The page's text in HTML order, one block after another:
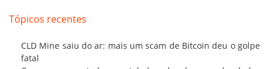
Tópicos recentes
CLD Mine saiu do ar: mais um scam de Bitcoin deu o golpe
fatal